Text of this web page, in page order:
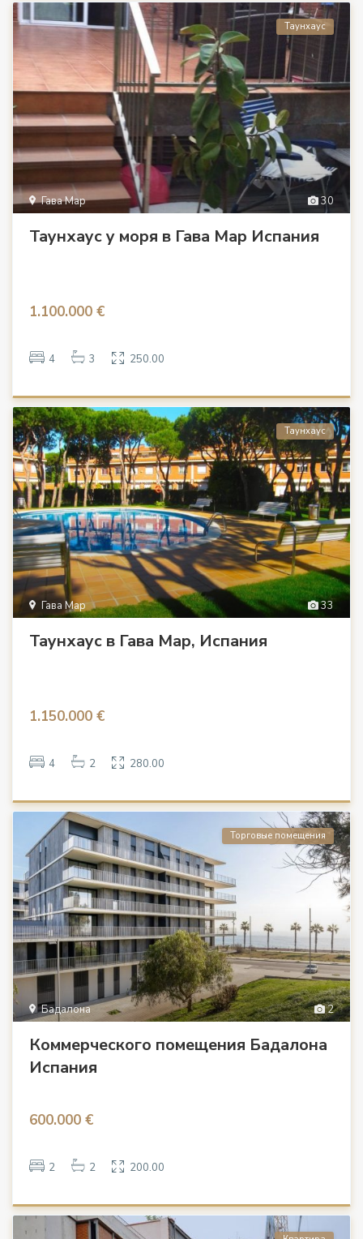
30
Гава Мар
Таунхаус
Таунхаус у моря в Гава Мар Испания
1.100.000 €
4 3 250.00
33
Гава Мар
Таунхаус
Таунхаус в Гава Мар, Испания
1.150.000 €
4 2 280.00
2
Бадалона
Торговые помещения
Коммерческого помещения Бадалона
Испания
600.000 €
2 2 200.00